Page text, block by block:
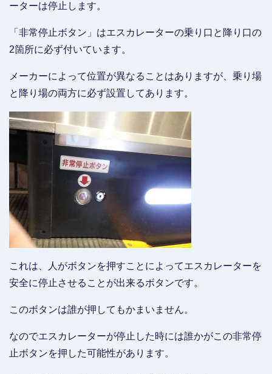
ーターは停止します。
「非常停止ボタン」はエスカレーターの乗り口と降り口の
2箇所に必ず付いています。
メーカーによって位置が異なることはありますが、乗り場
と降り場の両方に必ず設置してあります。
これは、人がボタンを押すことによってエスカレーターを
安全に停止させることが出来るボタンです。
このボタンは誰が押してもかまいません。
なのでエスカレーターが停止した時には誰かがこの非常停
止ボタンを押した可能性があります。